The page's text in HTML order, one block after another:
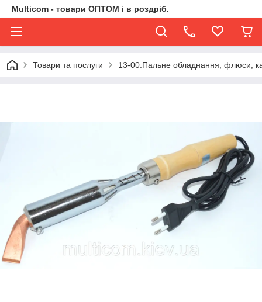
Multicom - товари ОПТОМ і в роздріб.
Товари та послуги 13-00.Пальне обладнання, флюси,